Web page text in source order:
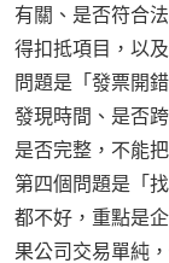
有關、是否符合
得扣抵項目，以
問題是「發票開
發現時間、是否
是否完整，不能
第四個問題是「
都不好，重點是
果公司交易單純